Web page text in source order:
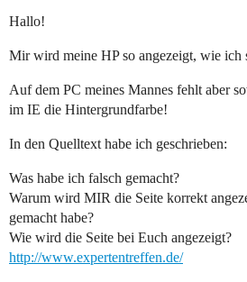
Hallo!
Mir wird meine HP so angezeigt, wie ich
Auf dem PC meines Mannes fehlt aber
im IE die Hintergrundfarbe!
In den Quelltext habe ich geschrieben:
Was habe ich falsch gemacht?
Warum wird MIR die Seite korrekt
gemacht habe?
Wie wird die Seite bei Euch angezeigt?
http://www.expertentreffen.de/